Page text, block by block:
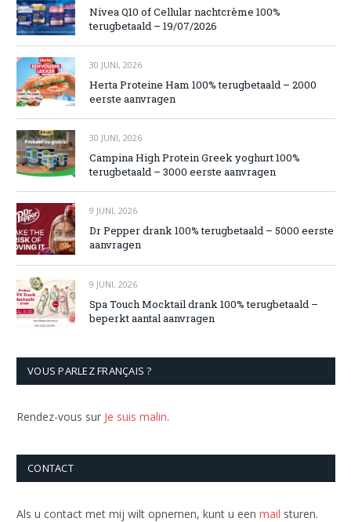
Nivea Q10 of Cellular nachtcrème 100%
terugbetaald – 19/07/2026
30 JUNI, 2026
Herta Proteine Ham 100% terugbetaald – 2000
eerste aanvragen
30 JUNI, 2026
Campina High Protein Greek yoghurt 100%
terugbetaald – 3000 eerste aanvragen
9 JUNI, 2026
Dr Pepper drank 100% terugbetaald – 5000 eerste
aanvragen
9 JUNI, 2026
Spa Touch Mocktail drank 100% terugbetaald –
beperkt aantal aanvragen
VOUS PARLEZ FRANÇAIS ?
Rendez-vous sur Je suis malin.
CONTACT
Als u contact met mij wilt opnemen, kunt u een mail sturen.